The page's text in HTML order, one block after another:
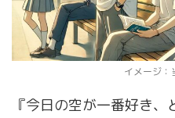
イメージ：
『今日の空が一番好き、